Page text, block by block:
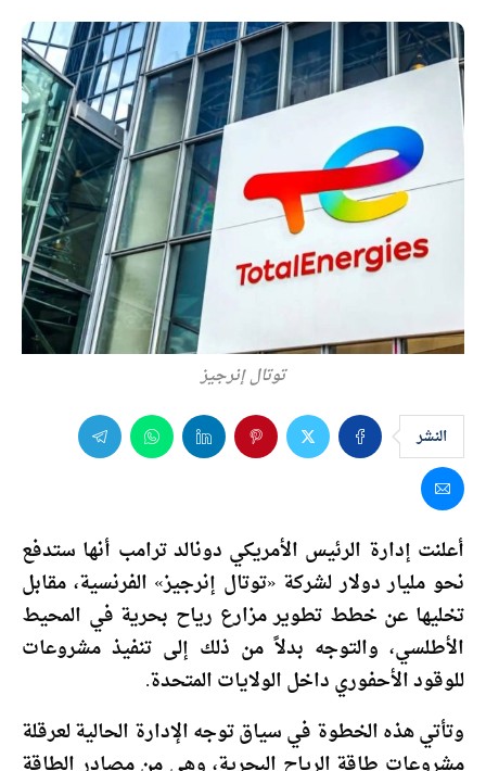
توتال إنرجيز
النشر
أعلنت إدارة الرئيس الأمريكي دونالد ترامب أنها ستدفع
نحو مليار دولار لشركة «توتال إنرجيز» الفرنسية، مقابل
تخليها عن خطط تطوير مزارع رياح بحرية في المحيط
الأطلسي، والتوجه بدلاً من ذلك إلى تنفيذ مشروعات
للوقود الأحفوري داخل الولايات المتحدة.
وتأتي هذه الخطوة في سياق توجه الإدارة الحالية لعرقلة